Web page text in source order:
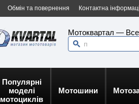
Обмін та повернення Контактна
Мотоквартал —
Популярні
моделі
мотоциклів
Мотошини